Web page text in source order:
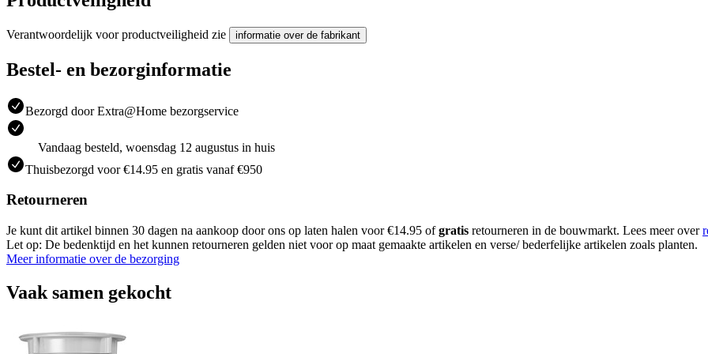
Verantwoordelijk voor productveiligheid zie informatie over de fabrikant
Bestel- en bezorginformatie
Bezorgd door Extra@Home bezorgservice
Vandaag besteld, woensdag 12 augustus in huis
Thuisbezorgd voor €14.95 en gratis vanaf €950
Retourneren
Je kunt dit artikel binnen 30 dagen na aankoop door ons op laten halen voor €14.95 ofgratis retourneren in de bouwmarkt. Lees meer over
Let op: De bedenktijd en het kunnen retourneren gelden niet voor op maat gemaakte artikelen en verse/ bederfelijke artikelen zoals planten.
Meer informatie over de bezorging
Vaak samen gekocht